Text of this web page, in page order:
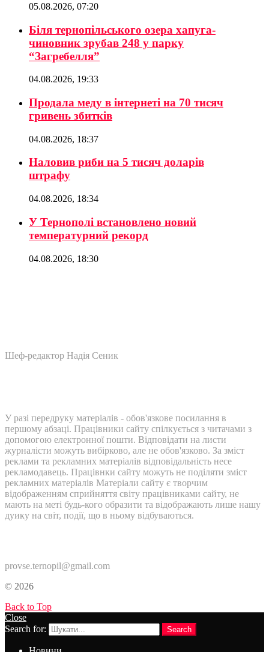
05.08.2026, 07:20
Біля тернопільського озера хапуга-
чиновник зрубав 248 у парку
“Загребелля”
04.08.2026, 19:33
Продала меду в інтернеті на 70 тисяч
гривень збитків
04.08.2026, 18:37
Наловив риби на 5 тисяч доларів
штрафу
04.08.2026, 18:34
У Тернополі встановлено новий
температурний рекорд
04.08.2026, 18:30
Шеф-редактор Надія Сеник
У разі передруку матеріалів - обов'язкове посилання в
першому абзаці. Працівники сайту спілкується з читачами з
допомогою електронної пошти. Відповідати на листи
журналісти можуть вибірково, але не обов'язково. За зміст
реклами та рекламних матеріалів відповідальність несе
рекламодавець. Працівнки сайту можуть не поділяти зміст
рекламних матеріалів Матеріали сайту є творчим
відображенням сприйняття світу працівниками сайту, не
мають на меті будь-кого образити та відображають лише нашу
дуику на світ, події, що в ньому відбуваються.
provse.ternopil@gmail.com
© 2026
Back to Top
Close
Search for:
Search